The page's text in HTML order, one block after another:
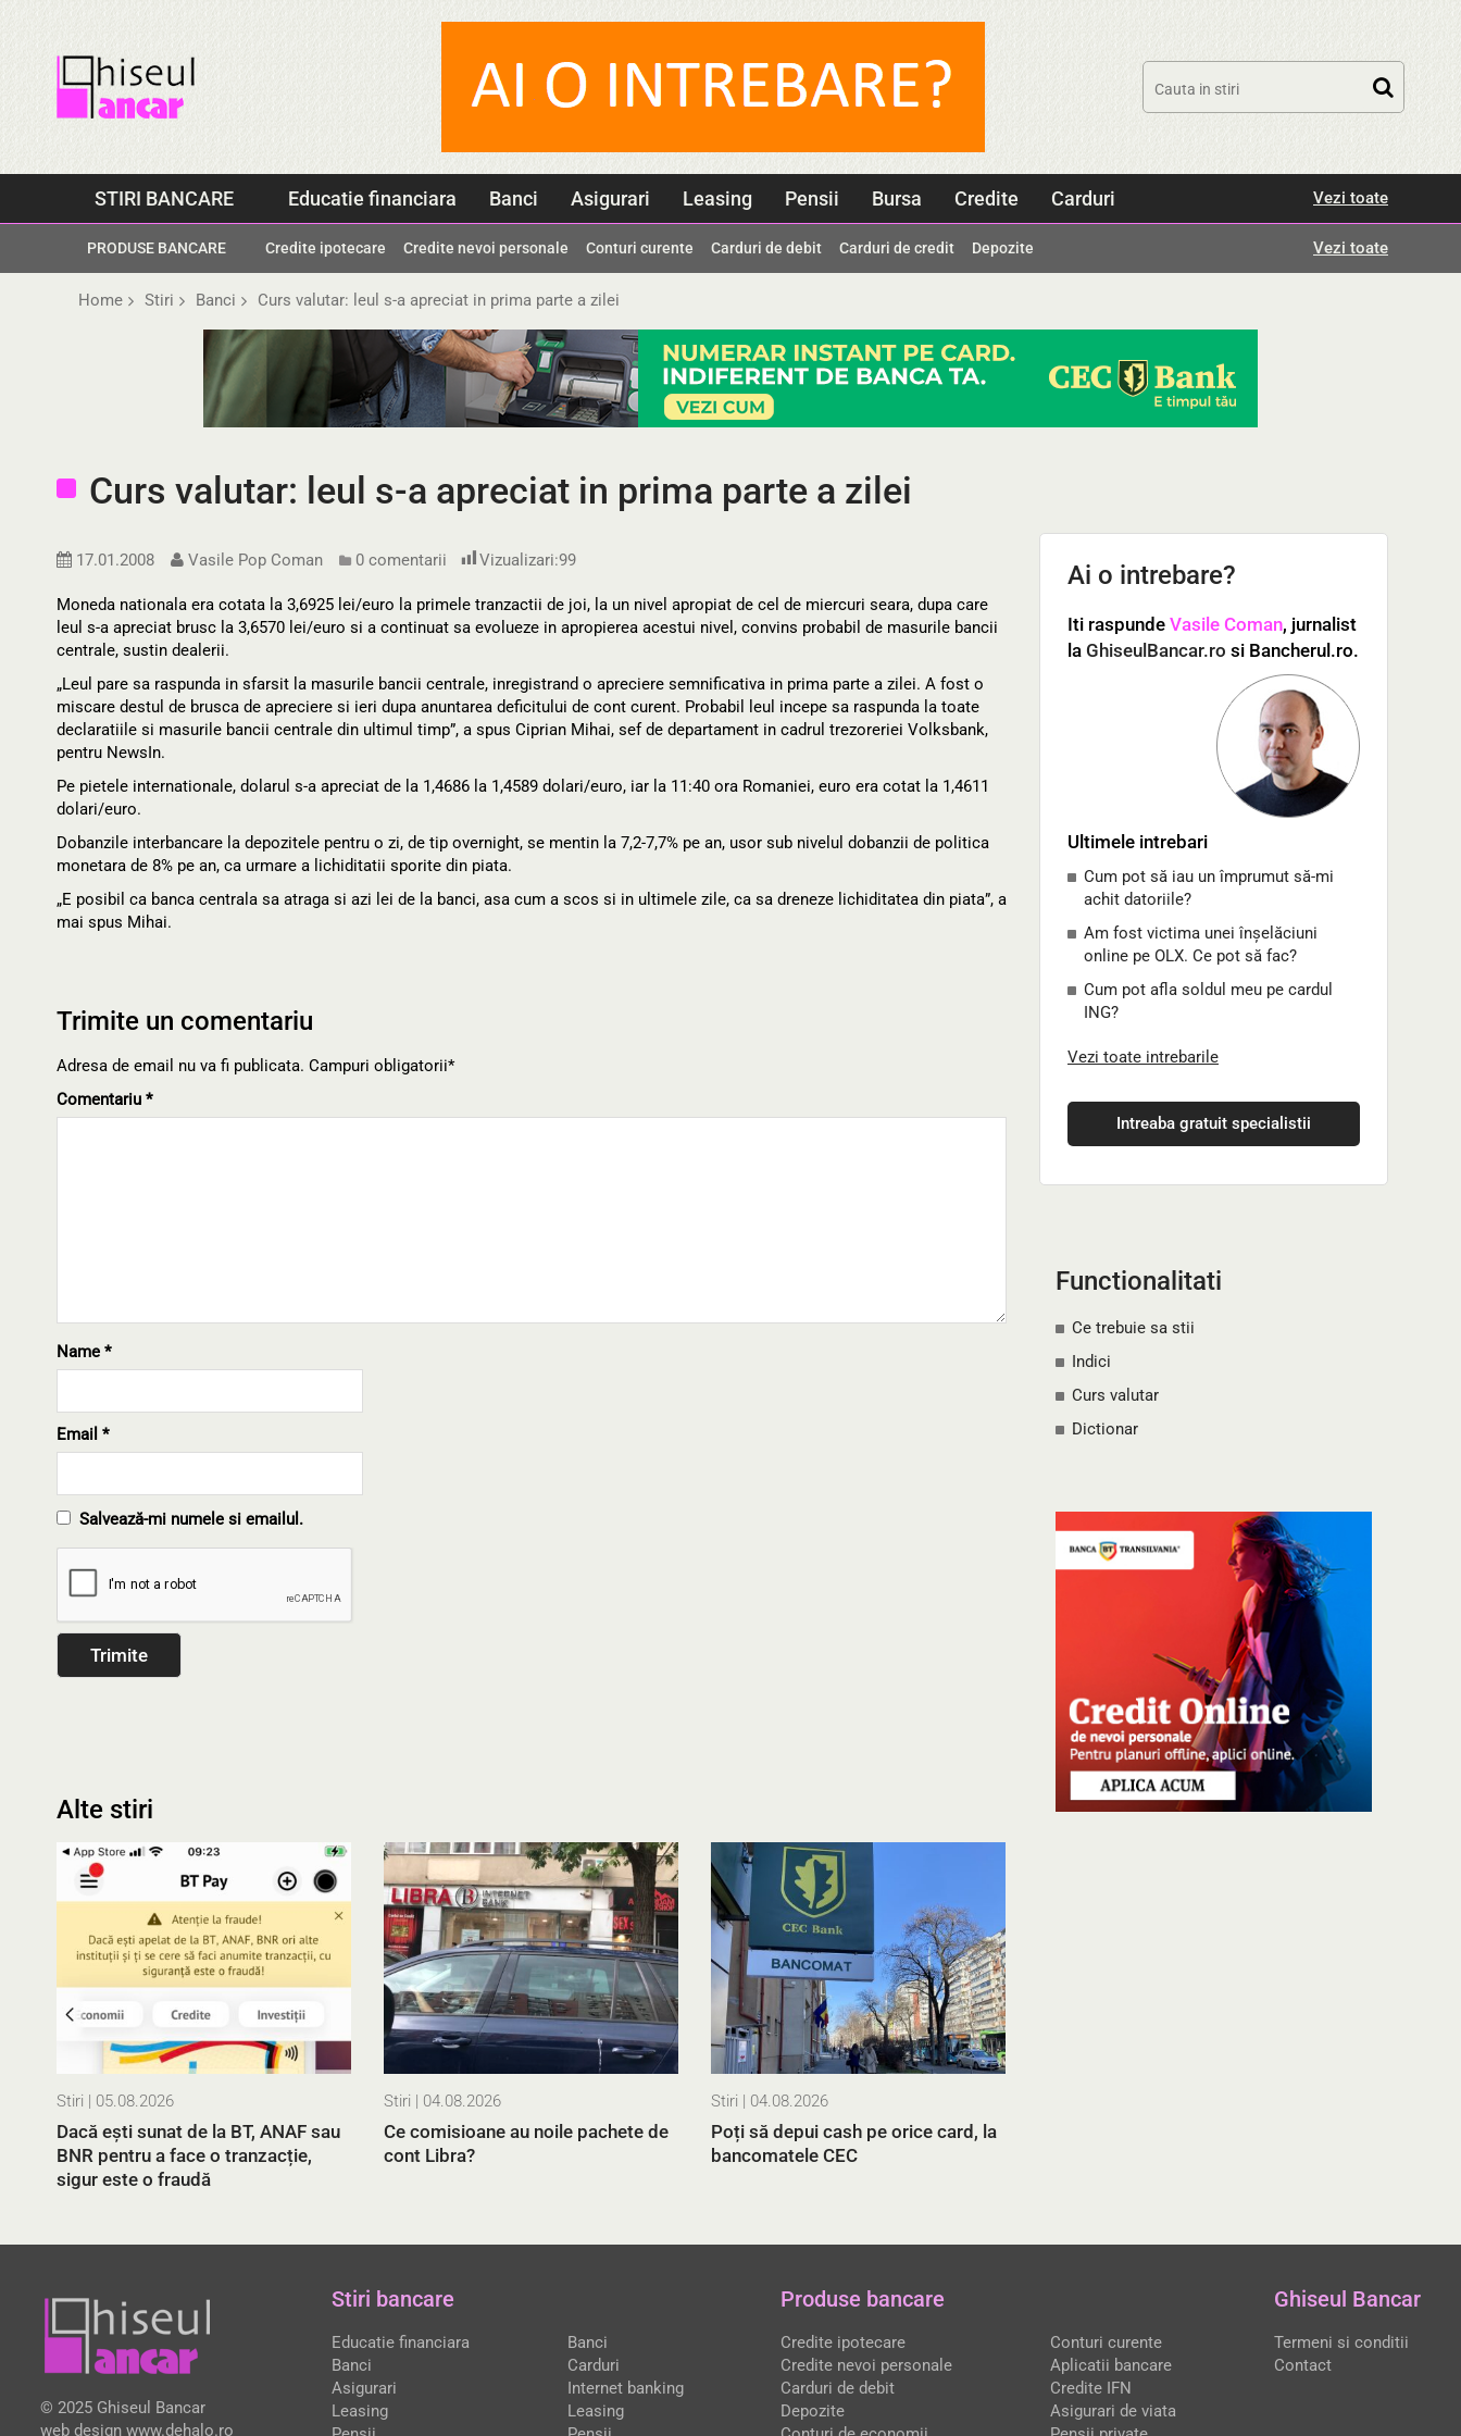
STIRI BANCARE Educatie financiara Banci Asigurari Leasing Pensii Bursa Credite Carduri Vezi toate
PRODUSE BANCARE Credite ipotecare Credite nevoi personale Conturi curente Carduri de debit Carduri de credit Depozite Vezi toate
Home Stiri Banci Curs valutar: leul s-a apreciat in prima parte a zilei
Curs valutar: leul s-a apreciat in prima parte a zilei
17.01.2008 Vasile Pop Coman 0 comentarii Vizualizari:99
Moneda nationala era cotata la 3,6925 lei/euro la primele tranzactii de joi, la un nivel apropiat de cel de miercuri seara, dupa care
leul s-a apreciat brusc la 3,6570 lei/euro si a continuat sa evolueze in apropierea acestui nivel, convins probabil de masurile bancii
centrale, sustin dealerii.
„Leul pare sa raspunda in sfarsit la masurile bancii centrale, inregistrand o apreciere semnificativa in prima parte a zilei. A fost o
miscare destul de brusca de apreciere si ieri dupa anuntarea deficitului de cont curent. Probabil leul incepe sa raspunda la toate
declaratiile si masurile bancii centrale din ultimul timp”, a spus Ciprian Mihai, sef de departament in cadrul trezoreriei Volksbank,
pentru NewsIn.
Pe pietele internationale, dolarul s-a apreciat de la 1,4686 la 1,4589 dolari/euro, iar la 11:40 ora Romaniei, euro era cotat la 1,4611
dolari/euro.
Dobanzile interbancare la depozitele pentru o zi, de tip overnight, se mentin la 7,2-7,7% pe an, usor sub nivelul dobanzii de politica
monetara de 8% pe an, ca urmare a lichiditatii sporite din piata.
„E posibil ca banca centrala sa atraga si azi lei de la banci, asa cum a scos si in ultimele zile, ca sa dreneze lichiditatea din piata”, a
mai spus Mihai.
Trimite un comentariu
Adresa de email nu va fi publicata. Campuri obligatorii*
Comentariu *
Name *
Email *
Salvează-mi numele si emailul.
Alte stiri
Stiri | 05.08.2026
Dacă ești sunat de la BT, ANAF sau
BNR pentru a face o tranzacție,
sigur este o fraudă
Stiri | 04.08.2026
Ce comisioane au noile pachete de
cont Libra?
Stiri | 04.08.2026
Poți să depui cash pe orice card, la
bancomatele CEC
Ai o intrebare?
Iti raspunde Vasile Coman, jurnalist
la GhiseulBancar.ro si Bancherul.ro.
Ultimele intrebari
Cum pot să iau un împrumut să-mi
achit datoriile?
Am fost victima unei înșelăciuni
online pe OLX. Ce pot să fac?
Cum pot afla soldul meu pe cardul
ING?
Vezi toate intrebarile
Intreaba gratuit specialistii
Functionalitati
Ce trebuie sa stii
Indici
Curs valutar
Dictionar
© 2025 Ghiseul Bancar
web design www.dehalo.ro
Stiri bancare
Educatie financiara
Banci
Asigurari
Leasing
Banci
Carduri
Internet banking
Leasing
Produse bancare
Credite ipotecare
Credite nevoi personale
Carduri de debit
Depozite
Conturi curente
Aplicatii bancare
Credite IFN
Asigurari de viata
Ghiseul Bancar
Termeni si conditii
Contact